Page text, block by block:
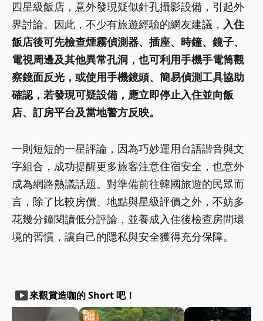
四星級飯店，意外發現疑似針孔攝影設備，引起外
界討論。因此，不少有旅遊經驗的網友建議， 入住
飯店後可先檢查煙霧偵測器、插座、時鐘、鏡子、
電視周邊及其他異常孔洞，也可利用手機手電筒觀
察鏡面反光，或使用手機鏡頭、簡易偵測工具協助
確認，若發現可疑設備，應立即停止入住並向飯
店、訂房平台及當地警方反映。
一則短短的一星評論，因為巧妙運用台語諧音與文
字組合，成功提醒更多旅客注意住宿安全，也意外
成為網路熱議話題。對準備前往韓國旅遊的民眾而
言，除了比較房價、地點與星級評價之外，不妨多
花幾分鐘閱讀低分評論，並養成入住後檢查房間環
境的習慣，讓自己的隱私與安全獲得充分保障。
smart_display來觀賞造咖的 Short 吧！